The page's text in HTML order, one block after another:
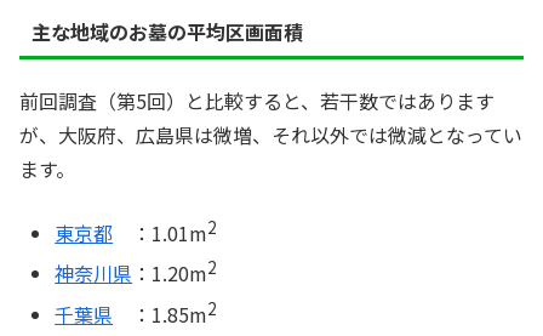
主な地域のお墓の平均区画面積
前回調査（第5回）と比較すると、若干数ではあります
が、大阪府、広島県は微増、それ以外では微減となってい
ます。
東京都 ：1.01m2
神奈川県 ：1.20m2
千葉県 ：1.85m2